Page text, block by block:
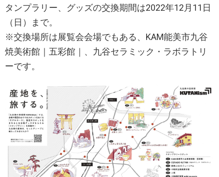
タンプラリー、グッズの交換期間は2022年12月11日
（日）まで。
※交換場所は展覧会会場でもある、KAM能美市九谷
焼美術館｜五彩館｜、九谷セラミック・ラボラトリ
ーです。